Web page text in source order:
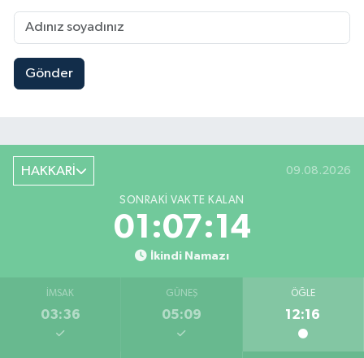
Gönder
HAKKARİ 09.08.2026
SONRAKI VAKTE KALAN
01:07:14
İkindi Namazı
İMSAK
03:36
GÜNEŞ
05:09
ÖĞLE
12:16